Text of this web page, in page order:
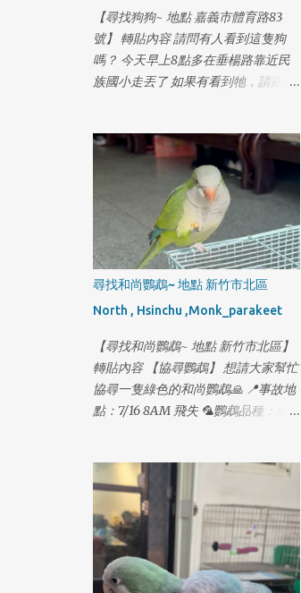
坑上匝道 國三南下往新店滙流交接處
旺旺要走過要到另一邊 車子無法來的
及反應 旺旺從車子前方撞上後 在車子
下方出來 滾了一圈靠著邊邊逆向走 我
在旺旺上去的這個交流道跨越木柵路5
段到對向車道 有旺旺的身影 接著趕
回來到木柵派出所 對時間軸 繼續調閱
監視器 看是不是真的是旺旺 從高速公
路下來 慶幸真的是旺旺 只是 旺旺三
天沒吃沒喝 身上又傷口要擦藥 現在又
被車撞 外面開始冷了也下起雨 在這個
被撞後的時間上 又產生斷點 目前已經
落後 旺旺的脚程3天半了 再請各位朋
跡, 旺旺都一直走 2月14日 16:00 新店-
碧潭西岸停車場走失 2月14日 18:12 新
店-寶橋路家樂福網友提供照片 2月14
日 18:32 木柵-木新路二段62號後面監
大學生機車停車場 2月14日 19:05 木
柵-動物園捷運站 2月14日 19:09 木
柵-新光路動物園公務門 2月14日 19:13
木柵-捷運木柵機廠停車場 2月14日
19:56 木柵-風洞石頭公 2月14日 20:21
木柵-國3甲南下21公里撞擊小狗事件
2月14日 20:55 木柵-木柵路四段與木
【尋找狗狗~ 地點 嘉義市體育路83
號】 轉貼內容 請問有人看到這隻狗
嗎？ 今天早上8點多在垂楊路靠近民
族國小走丟了 如果有看到牠，請跟我
尋找和尚鸚鵡~ 地點 新竹市北區
North , Hsinchu ,Monk_parakeet
【尋找和尚鸚鵡~ 地點 新竹市北區】
轉貼內容 【協尋鸚鵡】 想請大家幫忙
協尋一隻綠色的和尚鸚鵡🙏 📍事故地
點：7/16 8AM 飛失 🦜鸚鵡品種：綠
4903結尾 一起生活了14年 跟家人一樣
想請有緣人如果有發現綠色和尚鸚鵡
懇請私訊我 可以的話請先幫我收留他
🙏 非常感謝大家的幫忙，謝謝大家🥹